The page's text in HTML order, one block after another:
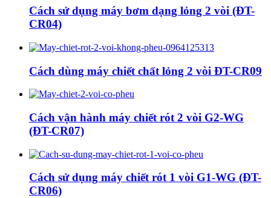
Cách sử dụng máy bơm dạng lỏng 2 vòi (ĐT-
CR04)
Cách dùng máy chiết chất lỏng 2 vòi ĐT-CR09
Cách vận hành máy chiết rót 2 vòi G2-WG
(ĐT-CR07)
Cách sử dụng máy chiết rót 1 vòi G1-WG (ĐT-
CR06)